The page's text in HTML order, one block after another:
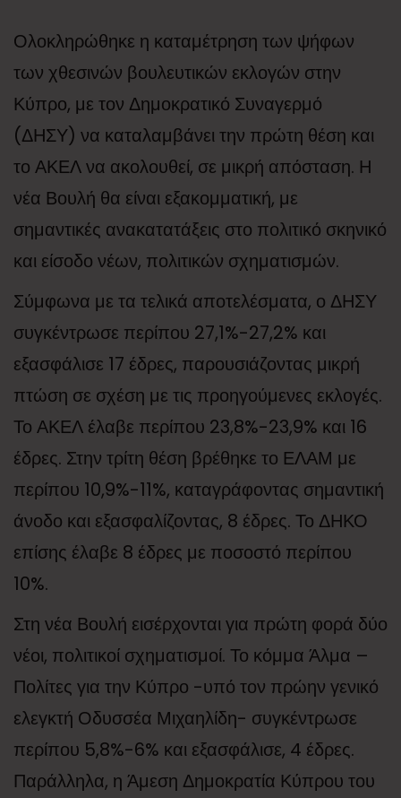
Ολοκληρώθηκε η καταμέτρηση των ψήφων
των χθεσινών βουλευτικών εκλογών στην
Κύπρο, με τον Δημοκρατικό Συναγερμό
(ΔΗΣΥ) να καταλαμβάνει την πρώτη θέση και
το ΑΚΕΛ να ακολουθεί, σε μικρή απόσταση. Η
νέα Βουλή θα είναι εξακομματική, με
σημαντικές ανακατατάξεις στο πολιτικό σκηνικό
και είσοδο νέων, πολιτικών σχηματισμών.
Σύμφωνα με τα τελικά αποτελέσματα, ο ΔΗΣΥ
συγκέντρωσε περίπου 27,1%-27,2% και
εξασφάλισε 17 έδρες, παρουσιάζοντας μικρή
πτώση σε σχέση με τις προηγούμενες εκλογές.
Το ΑΚΕΛ έλαβε περίπου 23,8%-23,9% και 16
έδρες. Στην τρίτη θέση βρέθηκε το ΕΛΑΜ με
περίπου 10,9%-11%, καταγράφοντας σημαντική
άνοδο και εξασφαλίζοντας, 8 έδρες. Το ΔΗΚΟ
επίσης έλαβε 8 έδρες με ποσοστό περίπου
10%.
Στη νέα Βουλή εισέρχονται για πρώτη φορά δύο
νέοι, πολιτικοί σχηματισμοί. Το κόμμα Άλμα –
Πολίτες για την Κύπρο -υπό τον πρώην γενικό
ελεγκτή Οδυσσέα Μιχαηλίδη- συγκέντρωσε
περίπου 5,8%-6% και εξασφάλισε, 4 έδρες.
Παράλληλα, η Άμεση Δημοκρατία Κύπρου του